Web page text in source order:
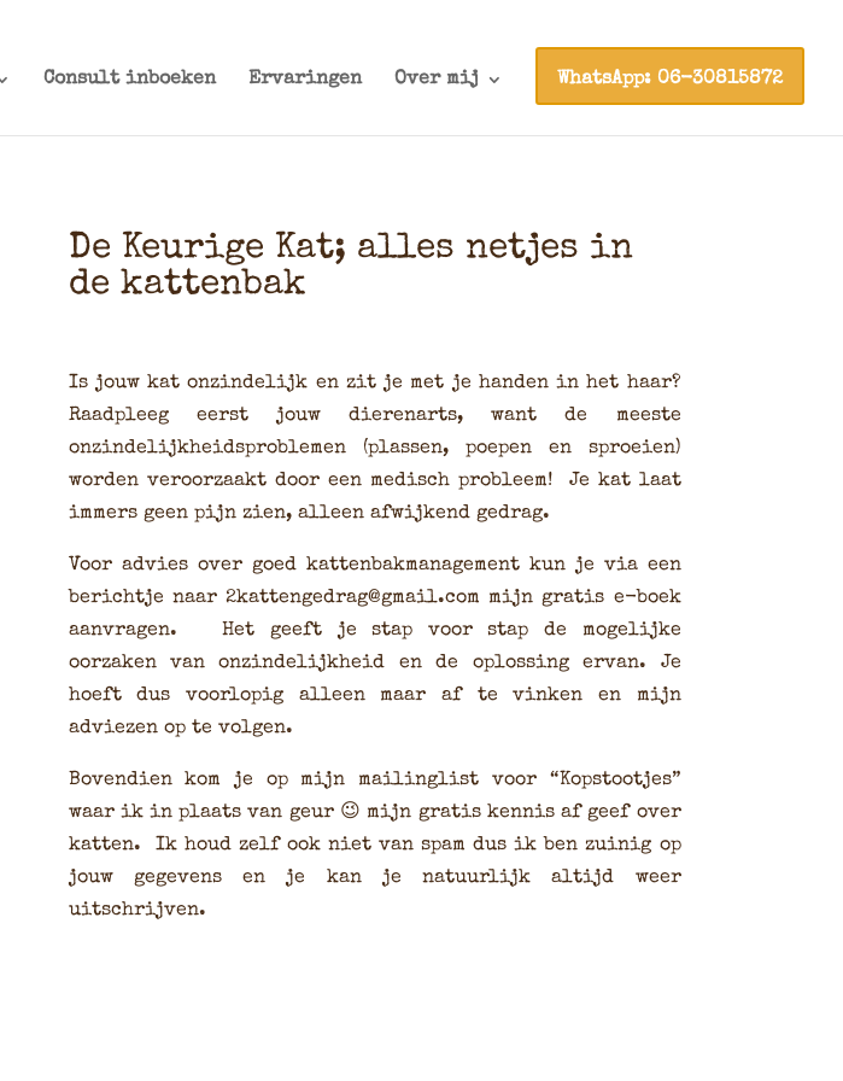
Consult inboeken Ervaringen Over mij WhatsApp: 06-30815872
De Keurige Kat; alles netjes in
de kattenbak
Is jouw kat onzindelijk en zit je met je handen in het haar?
Raadpleeg eerst jouw dierenarts, want de meeste
onzindelijkheidsproblemen (plassen, poepen en sproeien)
worden veroorzaakt door een medisch probleem! Je kat laat
immers geen pijn zien, alleen afwijkend gedrag.
Voor advies over goed kattenbakmanagement kun je via een
berichtje naar 2kattengedrag@gmail.com mijn gratis e-boek
aanvragen. Het geeft je stap voor stap de mogelijke
oorzaken van onzindelijkheid en de oplossing ervan. Je
hoeft dus voorlopig alleen maar af te vinken en mijn
adviezen op te volgen.
Bovendien kom je op mijn mailinglist voor “Kopstootjes”
waar ik in plaats van geur 😉 mijn gratis kennis af geef over
katten. Ik houd zelf ook niet van spam dus ik ben zuinig op
jouw gegevens en je kan je natuurlijk altijd weer
uitschrijven.